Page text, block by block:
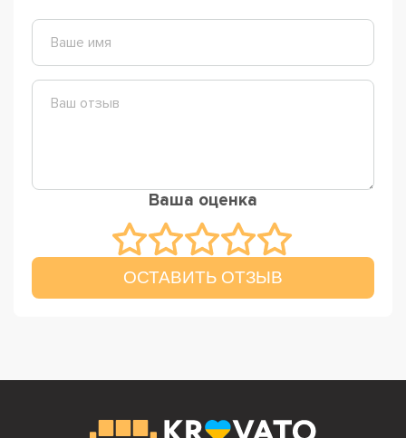
Ваша оценка
ОСТАВИТЬ ОТЗЫВ